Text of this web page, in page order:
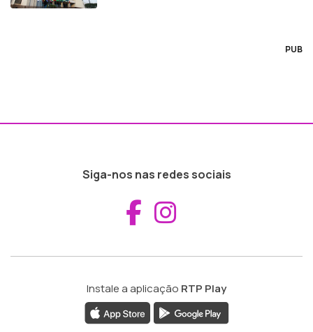
PUB
Siga-nos nas redes sociais
Aceder ao
Instale a aplicação RTP Play